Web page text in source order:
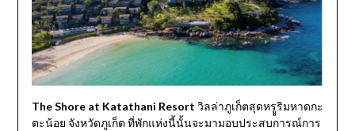
The Shore at Katathani Resort วิลล่าภูเก็ตสุดหรููริมหาดกะ
ตะน้อย จังหวัดภูเก็ต ที่พักแห่งนี้นั้นจะมามอบประสบการณ์การ